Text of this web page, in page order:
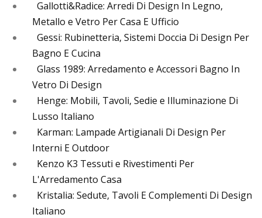
Gallotti&Radice: Arredi Di Design In Legno,
Metallo e Vetro Per Casa E Ufficio
Gessi: Rubinetteria, Sistemi Doccia Di Design Per
Bagno E Cucina
Glass 1989: Arredamento e Accessori Bagno In
Vetro Di Design
Henge: Mobili, Tavoli, Sedie e Illuminazione Di
Lusso Italiano
Karman: Lampade Artigianali Di Design Per
Interni E Outdoor
Kenzo K3 Tessuti e Rivestimenti Per
L'Arredamento Casa
Kristalia: Sedute, Tavoli E Complementi Di Design
Italiano